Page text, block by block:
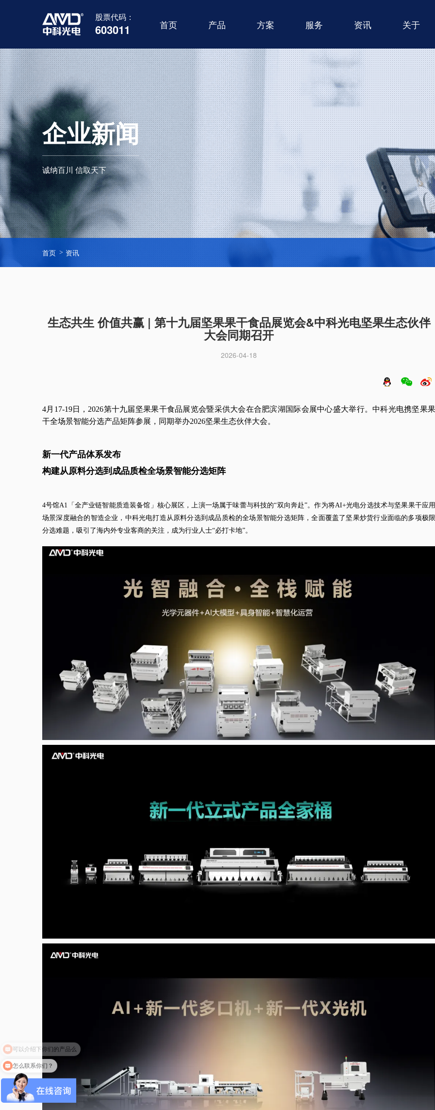
股票代码：
603011 首页 产品 方案 服务 资讯 关于
首页 资讯
企业新闻
诚纳百川 信取天下
生态共生 价值共赢 | 第十九届坚果果干食品展览会&中科光电坚果生态伙伴
大会同期召开
2026-04-18
4月17-19日，2026第十九届坚果果干食品展览会暨采供大会在合肥滨湖国际会展中心盛大举行。中科光电携坚果果
干全场景智能分选产品矩阵参展，同期举办2026坚果生态伙伴大会。
新一代产品体系发布
构建从原料分选到成品质检全场景智能分选矩阵
4号馆A1「全产业链智能质造装备馆」核心展区，上演一场属于味蕾与科技的“双向奔赴”。作为将AI+光电分选技术与坚果果干应用
场景深度融合的智造企业，中科光电打造从原料分选到成品质检的全场景智能分选矩阵，全面覆盖了坚果炒货行业面临的多项极限
分选难题，吸引了海内外专业客商的关注，成为行业人士“必打卡地”。
怎么联系你们？